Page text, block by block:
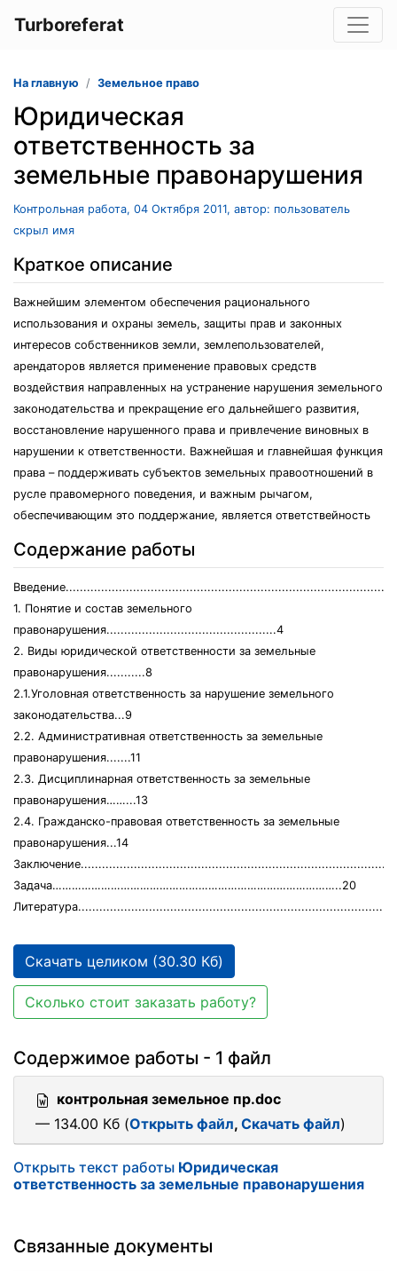
Turboreferat
На главную Земельное право
Юридическая
ответственность за
земельные правонарушения
Контрольная работа, 04 Октября 2011, автор: пользователь
скрыл имя
Краткое описание
Важнейшим элементом обеспечения рационального
использования и охраны земель, защиты прав и законных
интересов собственников земли, землепользователей,
арендаторов является применение правовых средств
воздействия направленных на устранение нарушения земельного
законодательства и прекращение его дальнейшего развития,
восстановление нарушенного права и привлечение виновных в
нарушении к ответственности. Важнейшая и главнейшая функция
права – поддерживать субъектов земельных правоотношений в
русле правомерного поведения, и важным рычагом,
обеспечивающим это поддержание, является ответствейность
Содержание работы
1. Понятие и состав земельного
правонарушения................................................4
2. Виды юридической ответственности за земельные
правонарушения...........8
2.1.Уголовная ответственность за нарушение земельного
законодательства...9
2.2. Административная ответственность за земельные
правонарушения.......11
2.3. Дисциплинарная ответственность за земельные
правонарушения……...13
2.4. Гражданско-правовая ответственность за земельные
правонарушения...14
Задача……………………………………………………………………………..20
Скачать целиком (30.30 Кб)
Сколько стоит заказать работу?
Содержимое работы - 1 файл
контрольная земельное пр.doc
— 134.00 Кб (Открыть файл, Скачать файл)
Открыть текст работы Юридическая
ответственность за земельные правонарушения
Связанные документы